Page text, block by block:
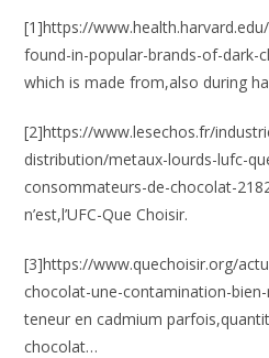
[1]https://
found-in-popular-brands-of-dark-
which is made from,also during
[2]https://www.lesechos.fr/
distribution/metaux-lourds-lufc-
consommateurs-de-chocolat-
n’est,l’UFC-Que Choisir.
[3]https://www.quechoisir.org/
chocolat-une-contamination-
teneur en cadmium
chocolat…